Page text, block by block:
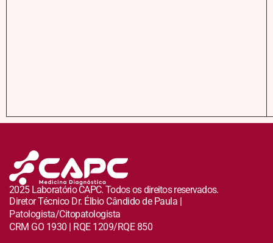
2025 Laboratório CAPC. Todos os direitos reservados.
Diretor Técnico Dr. Élbio Cândido de Paula |
Patologista/Citopatologista
CRM GO 1930 | RQE 1209/RQE 850